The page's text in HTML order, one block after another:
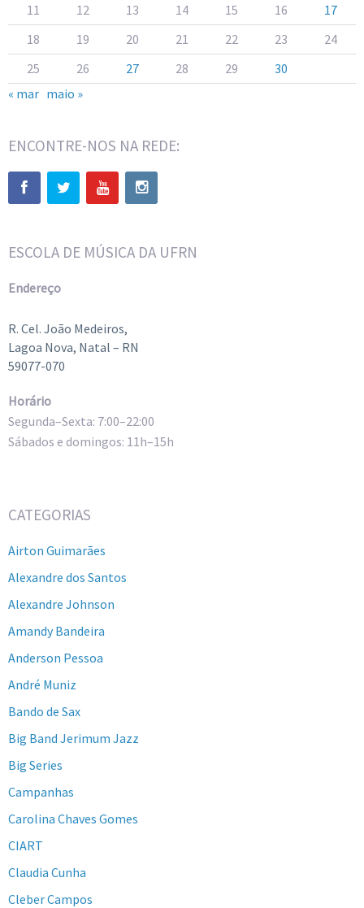
11 12 13 14 15 16
17
18
19 20 21 22 23
24
25
26 27 28 29
30
« mar maio »
ENCONTRE-NOS NA REDE:
ESCOLA DE MÚSICA DA UFRN
Endereço
R. Cel. João Medeiros,
Lagoa Nova, Natal – RN
59077-070
Horário
Segunda–Sexta: 7:00–22:00
Sábados e domingos: 11h–15h
CATEGORIAS
Airton Guimarães
Alexandre dos Santos
Alexandre Johnson
Amandy Bandeira
Anderson Pessoa
André Muniz
Bando de Sax
Big Band Jerimum Jazz
Big Series
Campanhas
Carolina Chaves Gomes
CIART
Claudia Cunha
Cleber Campos